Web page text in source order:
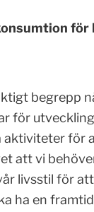
för
begrepp
för
aktiviteter för
att vi
livsstil för
ha en